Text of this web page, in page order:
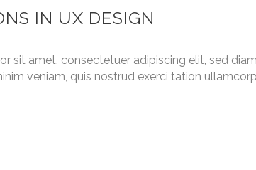
IN UX DESIGN
sit amet, consectetuer adipiscing elit, sed
veniam, quis nostrud exerci tation